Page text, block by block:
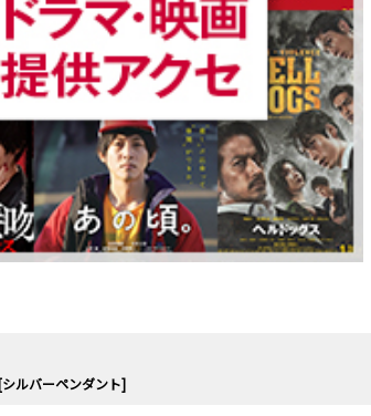
ルバーペンダント]